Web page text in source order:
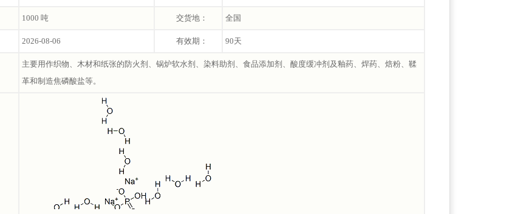
1000 吨 交货地： 全国
2026-08-06 有效期： 90天
主要用作织物、木材和纸张的防火剂、锅炉软水剂、染料助剂、食品添加剂、酸度缓冲剂及釉药、焊药、焙粉、鞣
革和制造焦磷酸盐等。